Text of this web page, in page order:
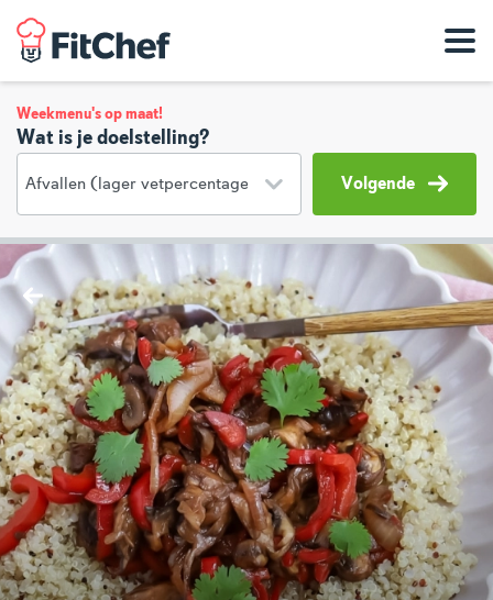
Weekmenu's op maat!
Wat is je doelstelling?
Volgende